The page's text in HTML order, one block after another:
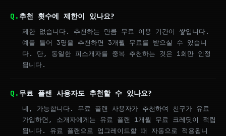
추천 횟수에 제한이 있나요?
제한 없습니다. 추천하는 만큼 무료 이용 기간이 쌓입니다.
예를 들어 3명을 추천하면 3개월 무료를 받으실 수 있습니
다. 단, 동일한 피소개자를 중복 추천하는 것은 1회만 인정
됩니다.
무료 플랜 사용자도 추천할 수 있나요?
네, 가능합니다. 무료 플랜 사용자가 추천하여 친구가 유료
가입하면, 소개자에게는 유료 플랜 1개월 무료 크레딧이 적립
됩니다. 유료 플랜으로 업그레이드할 때 자동으로 적용됩니